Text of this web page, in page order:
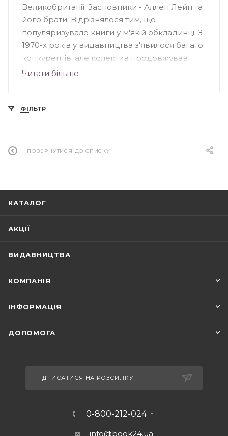
Великобританії. Засновники - Аллен Лейн та
його брати. Відрізнялося тим, що
популяризувало книги у м'якій обкладинці. З
1970-х років у видавництва з'явилося багато
конкурентів, але колектив продовжував
випускати серйозні книги для широкого
науково-популярних творах, особливе
сьогоднішній день «Penguin Books» - це
Читати більше
ФІЛЬТР
ПОВЕРНУТИСЯ ДО СПИСКУ
КАТАЛОГ
АКЦІЇ
ВИДАВНИЦТВА
КОМПАНІЯ
ІНФОРМАЦІЯ
ДОПОМОГА
ПІДПИСАТИСЯ НА РОЗСИЛКУ
0-800-212-024
info@book24.ua